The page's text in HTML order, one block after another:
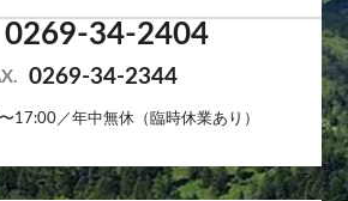
0269-34-2404
0269-34-2344
17:00／年中無休（臨時休業あり）